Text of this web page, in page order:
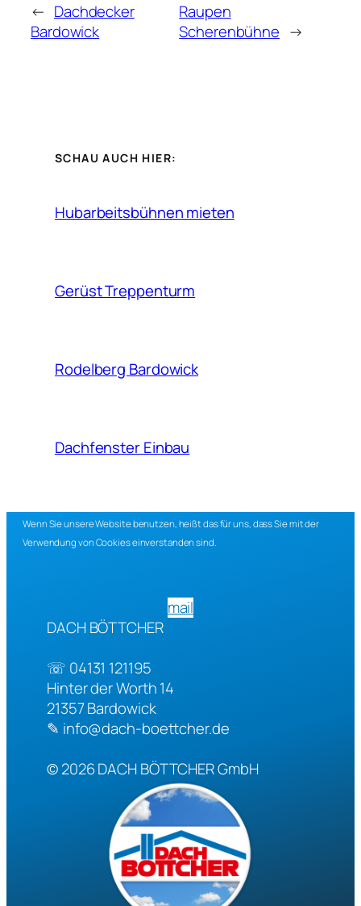
← Dachdecker
Bardowick
Raupen
Scherenbühne →
SCHAU AUCH HIER:
Hubarbeitsbühnen mieten
Gerüst Treppenturm
Rodelberg Bardowick
Dachfenster Einbau
Wenn Sie unsere Website benutzen, heißt das für uns, dass Sie mit der
Verwendung von Cookies einverstanden sind.
mail
DACH BÖTTCHER
☏ 04131 121195
Hinter der Worth 14
21357Bardowick
✎ info@dach-boettcher.de
© 2026DACH BÖTTCHER GmbH